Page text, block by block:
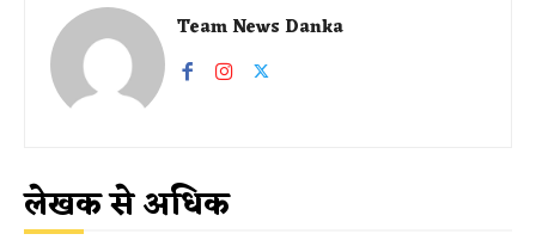
Team News Danka
लेखक से अधिक